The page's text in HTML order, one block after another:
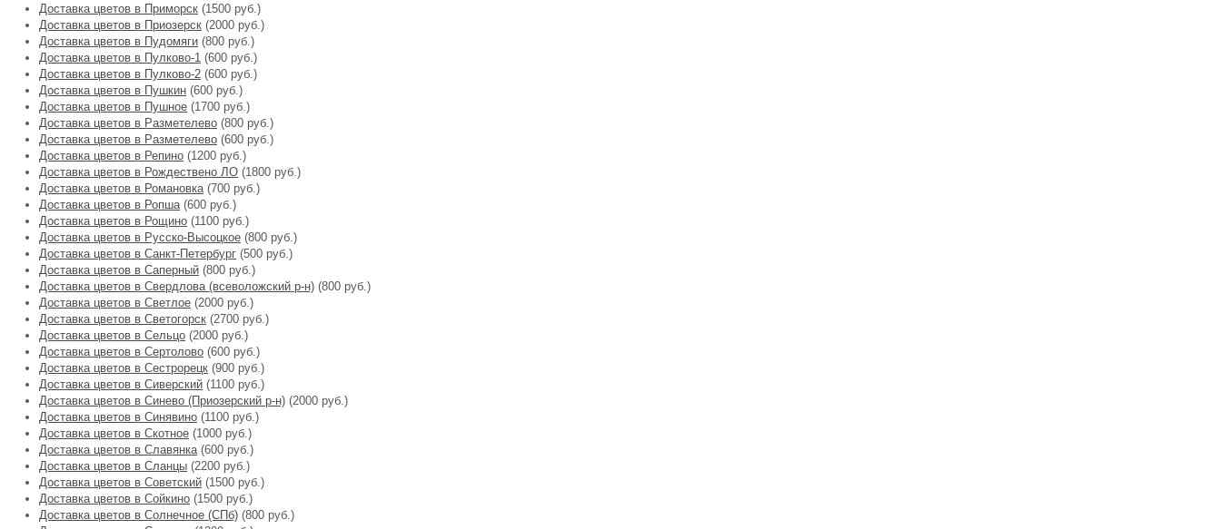
Доставка цветов в Приморск (1500 руб.)
Доставка цветов в Приозерск (2000 руб.)
Доставка цветов в Пудомяги (800 руб.)
Доставка цветов в Пулково-1 (600 руб.)
Доставка цветов в Пулково-2 (600 руб.)
Доставка цветов в Пушкин (600 руб.)
Доставка цветов в Пушное (1700 руб.)
Доставка цветов в Разметелево (800 руб.)
Доставка цветов в Разметелево (600 руб.)
Доставка цветов в Репино (1200 руб.)
Доставка цветов в Рождествено ЛО (1800 руб.)
Доставка цветов в Романовка(700 руб.)
Доставка цветов в Ропша(600 руб.)
Доставка цветов в Рощино (1100 руб.)
Доставка цветов в Русско-Высоцкое (800 руб.)
Доставка цветов в Санкт-Петербург (500 руб.)
Доставка цветов в Саперный (800 руб.)
Доставка цветов в Свердлова (всеволожский р-н) (800 руб.)
Доставка цветов в Светлое (2000 руб.)
Доставка цветов в Светогорск (2700 руб.)
Доставка цветов в Сельцо (2000 руб.)
Доставка цветов в Сертолово (600 руб.)
Доставка цветов в Сестрорецк (900 руб.)
Доставка цветов в Сиверский (1100 руб.)
Доставка цветов в Синево (Приозерский р-н) (2000 руб.)
Доставка цветов в Синявино (1100 руб.)
Доставка цветов в Скотное (1000 руб.)
Доставка цветов в Славянка(600 руб.)
Доставка цветов в Сланцы (2200 руб.)
Доставка цветов в Советский (1500 руб.)
Доставка цветов в Сойкино (1500 руб.)
Доставка цветов в Солнечное (СПб) (800 руб.)